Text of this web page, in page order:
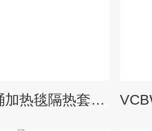
可脱卸油桶加热毯隔热套节能